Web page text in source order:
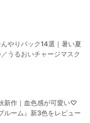
やりパック14選｜暑い夏
うるおいチャージマスク
新作｜血色感が可愛い♡
ルーム』新3色をレビュー